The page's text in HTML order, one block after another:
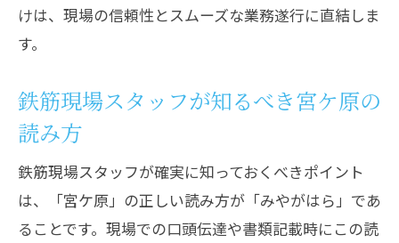
けは、現場の信頼性とスムーズな業務遂行に直結しま
す。
鉄筋現場スタッフが知るべき宮ケ原の
読み方
鉄筋現場スタッフが確実に知っておくべきポイント
は、「宮ケ原」の正しい読み方が「みやがはら」であ
ることです。現場での口頭伝達や書類記載時にこの読